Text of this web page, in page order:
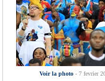
Voir la photo - 7 fevrier